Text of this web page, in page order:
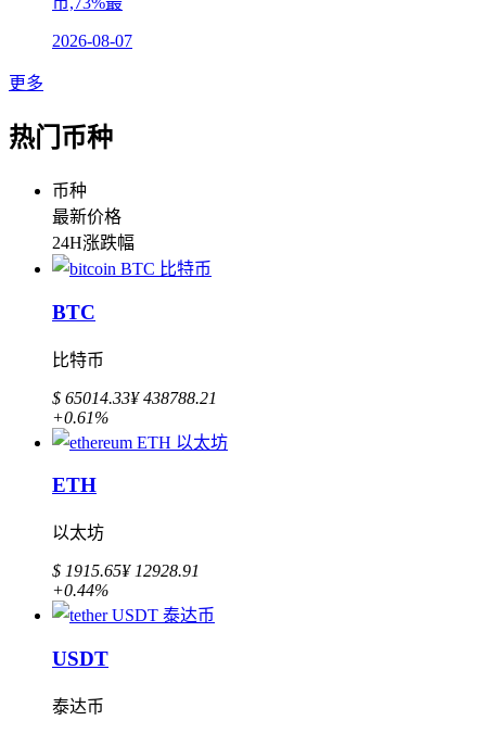
2026-08-07
更多
热门币种
币种
最新价格
24H涨跌幅
BTC
比特币
$ 65014.33¥ 438788.21
+0.61%
ETH
以太坊
$ 1915.65¥ 12928.91
+0.44%
USDT
泰达币